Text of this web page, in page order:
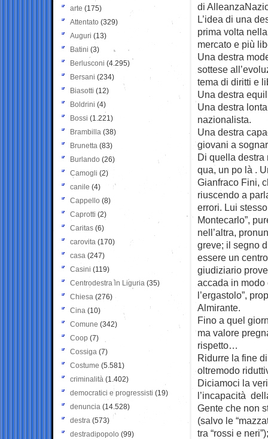
di
L’idea di una
prima volta
mercato e più
Una destra
sottese
tema di diritti e
Una destra
Una destra
nazionalista.
Una destra
giovani a
Di quella destra
qua, un po là .
Gianfraco Fini,
riuscendo a
errori. Lui
Montecarlo”,
nell’altra,
greve; il segno
essere un
giudiziario
accada in modo
l’ergastolo”,
Almirante.
Fino a quel
ma valore
rispetto…
Ridurre la fine
oltremodo
Diciamoci la
l’incapacità
Gente che non
(salvo le
tra “rossi e
arte (175)
Attentato (329)
Auguri (13)
Batini (3)
Berlusconi (4.295)
Bersani (234)
Biasotti (12)
Boldrini (4)
Bossi (1.221)
Brambilla (38)
Brunetta (83)
Burlando (26)
Camogli (2)
canile (4)
Cappello (8)
Caprotti (2)
Caritas (6)
carovita (170)
casa (247)
Casini (119)
Centrodestra in Liguria (35)
Chiesa (276)
Cina (10)
Comune (342)
Coop (7)
Cossiga (7)
Costume (5.581)
criminalità (1.402)
democratici e progressisti (19)
denuncia (14.528)
destra (573)
destradipopolo (99)